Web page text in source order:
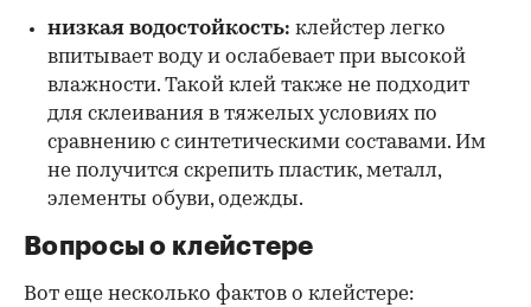
низкая водостойкость: клейстер легко
впитывает воду и ослабевает при высокой
влажности. Такой клей также не подходит
для склеивания в тяжелых условиях по
сравнению с синтетическими составами. Им
не получится скрепить пластик, металл,
элементы обуви, одежды.
Вопросы о клейстере
Вот еще несколько фактов о клейстере: